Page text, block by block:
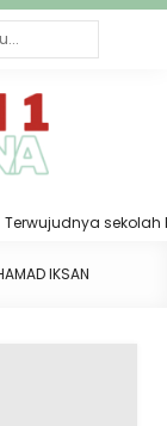
sekolah
IKSAN